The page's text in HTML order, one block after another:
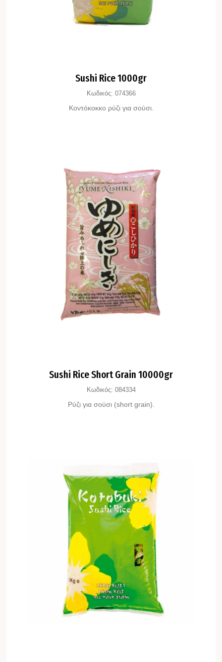
Sushi Rice 1000gr
Κωδικός: 074366
Κοντόκοκκο ρύζι για σούσι.
Sushi Rice Short Grain 10000gr
Κωδικός: 084334
Ρύζι για σούσι (short grain).